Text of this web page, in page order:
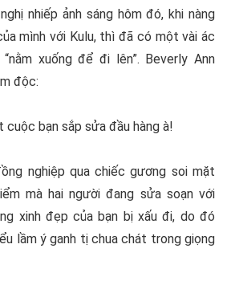
nhiếp ảnh sáng hôm đó, khi nàng
mình với Kulu, thì đã có một vài ác
xuống để đi lên”. Beverly Ann
độc:
cuộc bạn sắp sửa đầu hàng à!
nghiệp qua chiếc gương soi mặt
mà hai người đang sửa soạn với
xinh đẹp của bạn bị xấu đi, do đó
lầm ý ganh tị chua chát trong giọng